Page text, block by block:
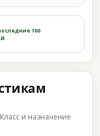
100
и назначение